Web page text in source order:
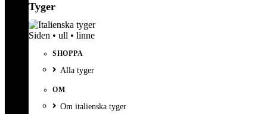
Tyger
Siden • ull • linne
SHOPPA
Alla tyger
OM
Om italienska tyger